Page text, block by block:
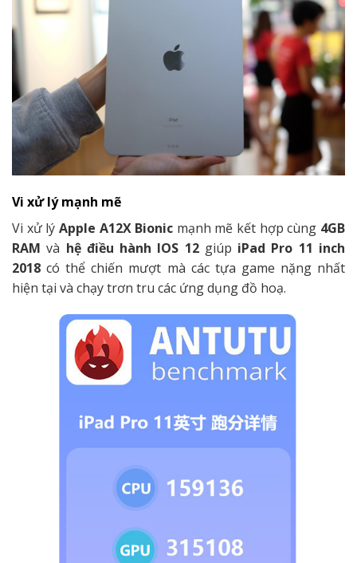
Vi xử lý mạnh mẽ
Vi xử lý Apple A12X Bionic mạnh mẽ kết hợp cùng 4GB
RAMvà hệ điều hành IOS 12giúp iPad Pro 11 inch
2018 có thể chiến mượt mà các tựa game nặng nhất
hiện tại và chạy trơn tru các ứng dụng đồ hoạ.